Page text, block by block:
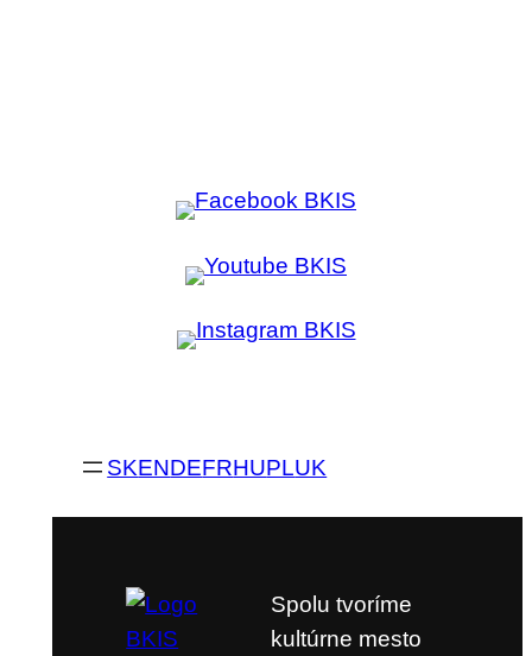
SKENDEFRHUPLUK
Spolu tvoríme
kultúrne mesto